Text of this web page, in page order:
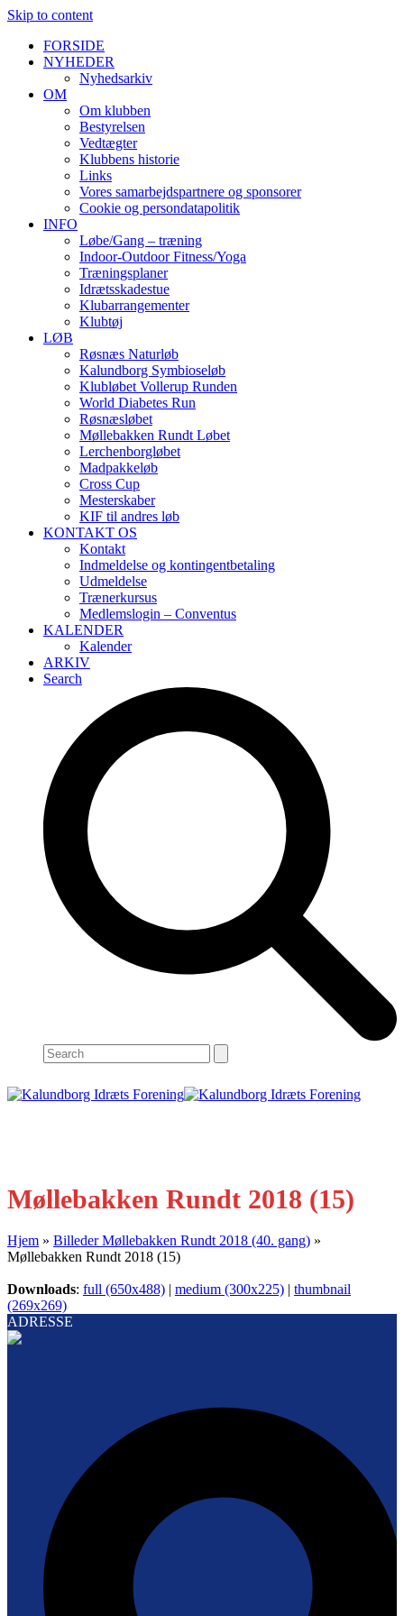
Skip to content
FORSIDE
NYHEDER
Nyhedsarkiv
OM
Om klubben
Bestyrelsen
Vedtægter
Klubbens historie
Links
Vores samarbejdspartnere og sponsorer
Cookie og persondatapolitik
INFO
Løbe/Gang – træning
Indoor-Outdoor Fitness/Yoga
Træningsplaner
Idrætsskadestue
Klubarrangementer
Klubtøj
LØB
Røsnæs Naturløb
Kalundborg Symbioseløb
Klubløbet Vollerup Runden
World Diabetes Run
Røsnæsløbet
Møllebakken Rundt Løbet
Lerchenborgløbet
Madpakkeløb
Cross Cup
Mesterskaber
KIF til andres løb
KONTAKT OS
Kontakt
Indmeldelse og kontingentbetaling
Udmeldelse
Trænerkursus
Medlemslogin – Conventus
KALENDER
Kalender
ARKIV
Search
Search
Møllebakken Rundt 2018 (15)
Hjem » Billeder Møllebakken Rundt 2018 (40. gang) »
Møllebakken Rundt 2018 (15)
Downloads: full (650x488) | medium (300x225) | thumbnail
(269x269)
ADRESSE